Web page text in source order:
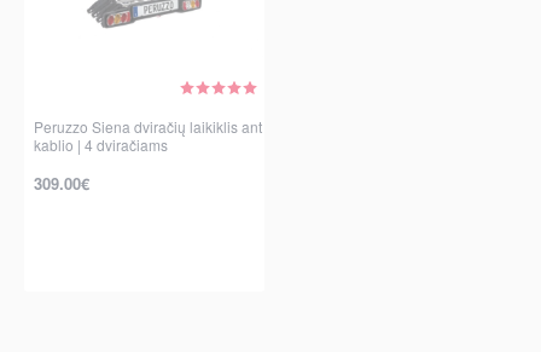
Peruzzo Siena dviračių laikiklis ant
kablio | 4 dviračiams
309.00€